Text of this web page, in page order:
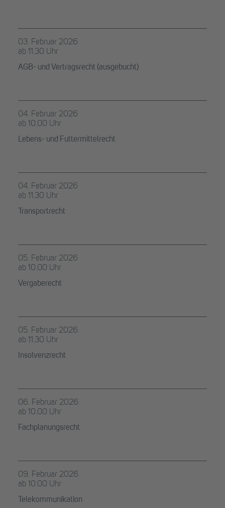
03. Februar 2026
ab 11.30 Uhr
AGB- und Vertragsrecht (ausgebucht)
04. Februar 2026
ab 10.00 Uhr
Lebens- und Futtermittelrecht
04. Februar 2026
ab 11.30 Uhr
Transportrecht
05. Februar 2026
ab 10.00 Uhr
Vergaberecht
05. Februar 2026
ab 11.30 Uhr
Insolvenzrecht
06. Februar 2026
ab 10.00 Uhr
Fachplanungsrecht
09. Februar 2026
ab 10.00 Uhr
Telekommunikation